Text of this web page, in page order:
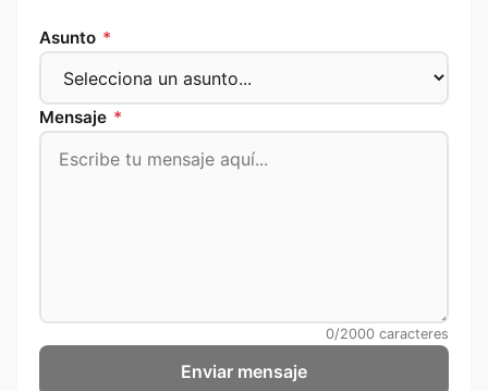
Asunto *
Mensaje *
0/2000 caracteres
Enviar mensaje